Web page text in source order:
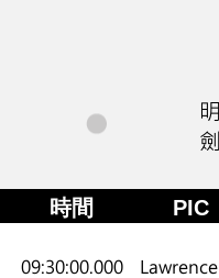
時間 PIC
09:30:00.000